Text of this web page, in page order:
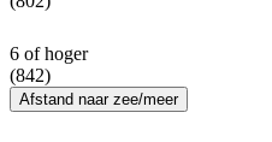
6 of hoger
(842)
Afstand naar zee/meer